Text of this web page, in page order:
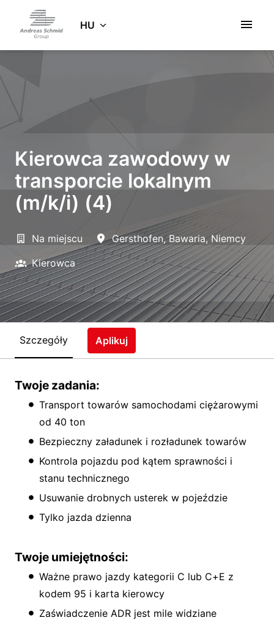
tartalomhoz
Kezdőlap HU
Kierowca zawodowy w
transporcie lokalnym
(m/k/i) (4)
Na miejscu Gersthofen, Bawaria, Niemcy
Kierowca
Szczegóły Aplikuj
Twoje zadania:
Transport towarów samochodami ciężarowymi
od 40 ton
Bezpieczny załadunek i rozładunek towarów
Kontrola pojazdu pod kątem sprawności i
stanu technicznego
Usuwanie drobnych usterek w pojeździe
Tylko jazda dzienna
Twoje umiejętności:
Ważne prawo jazdy kategorii C lub C+E z
kodem 95 i karta kierowcy
Zaświadczenie ADR jest mile widziane